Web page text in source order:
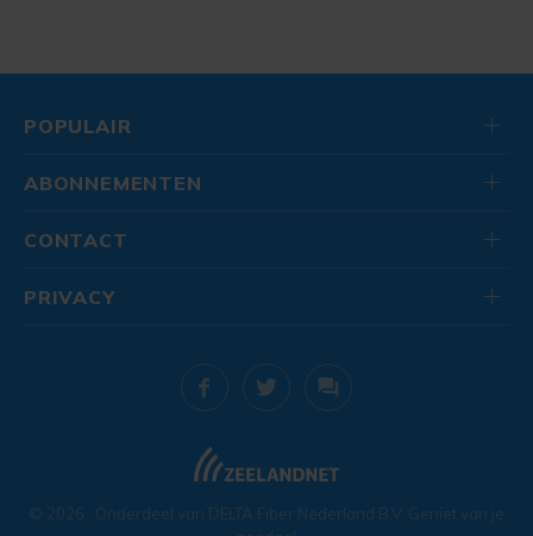
POPULAIR
ABONNEMENTEN
CONTACT
© 2026 . Onderdeel van DELTA Fiber Nederland B.V. Geniet van je
PRIVACY